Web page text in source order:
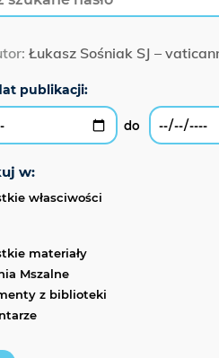
Łukasz Sośniak SJ –
w:
własciwości
materiały
Mszalne
z biblioteki